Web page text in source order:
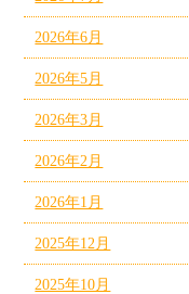
2026年6月
2026年5月
2026年3月
2026年2月
2026年1月
2025年12月
2025年10月